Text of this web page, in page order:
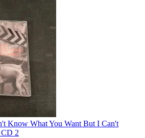
Know What You Want But I Can't
2